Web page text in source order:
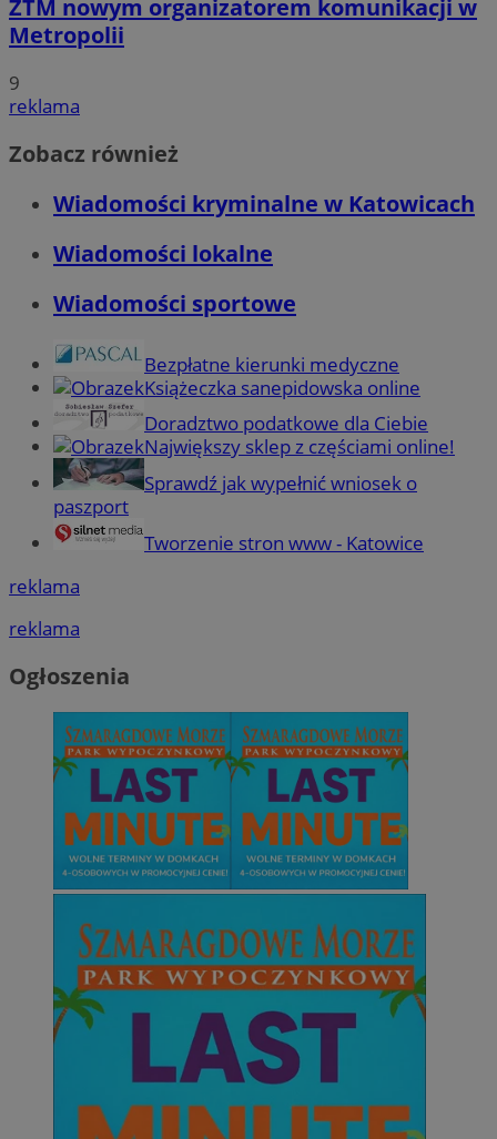
ZTM nowym organizatorem komunikacji w
Metropolii
9
reklama
Zobacz również
Wiadomości kryminalne w Katowicach
Wiadomości lokalne
Wiadomości sportowe
Bezpłatne kierunki medyczne
Książeczka sanepidowska online
Doradztwo podatkowe dla Ciebie
Największy sklep z częściami online!
Sprawdź jak wypełnić wniosek o
paszport
Tworzenie stron www - Katowice
reklama
reklama
Ogłoszenia